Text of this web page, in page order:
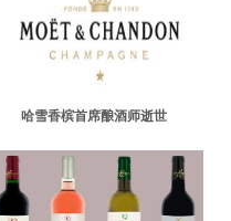
哈雪香槟首席酿酒师逝世